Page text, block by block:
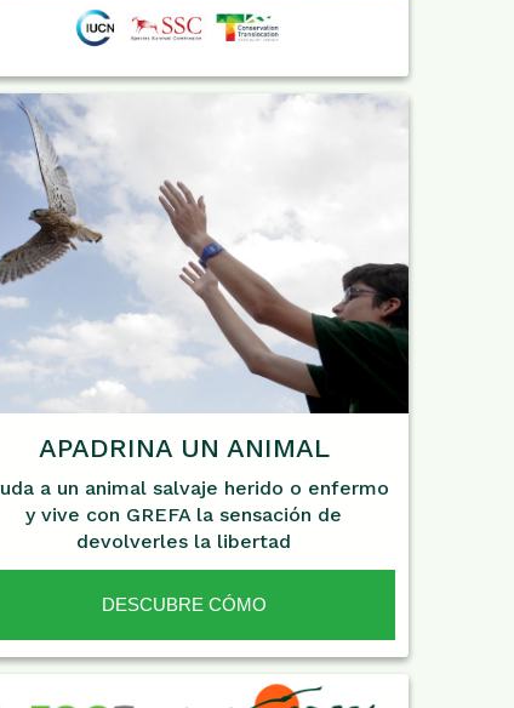
APADRINA UN ANIMAL
a un animal salvaje herido o enfermo
y vive con GREFA la sensación de
devolverles la libertad
DESCUBRE CÓMO